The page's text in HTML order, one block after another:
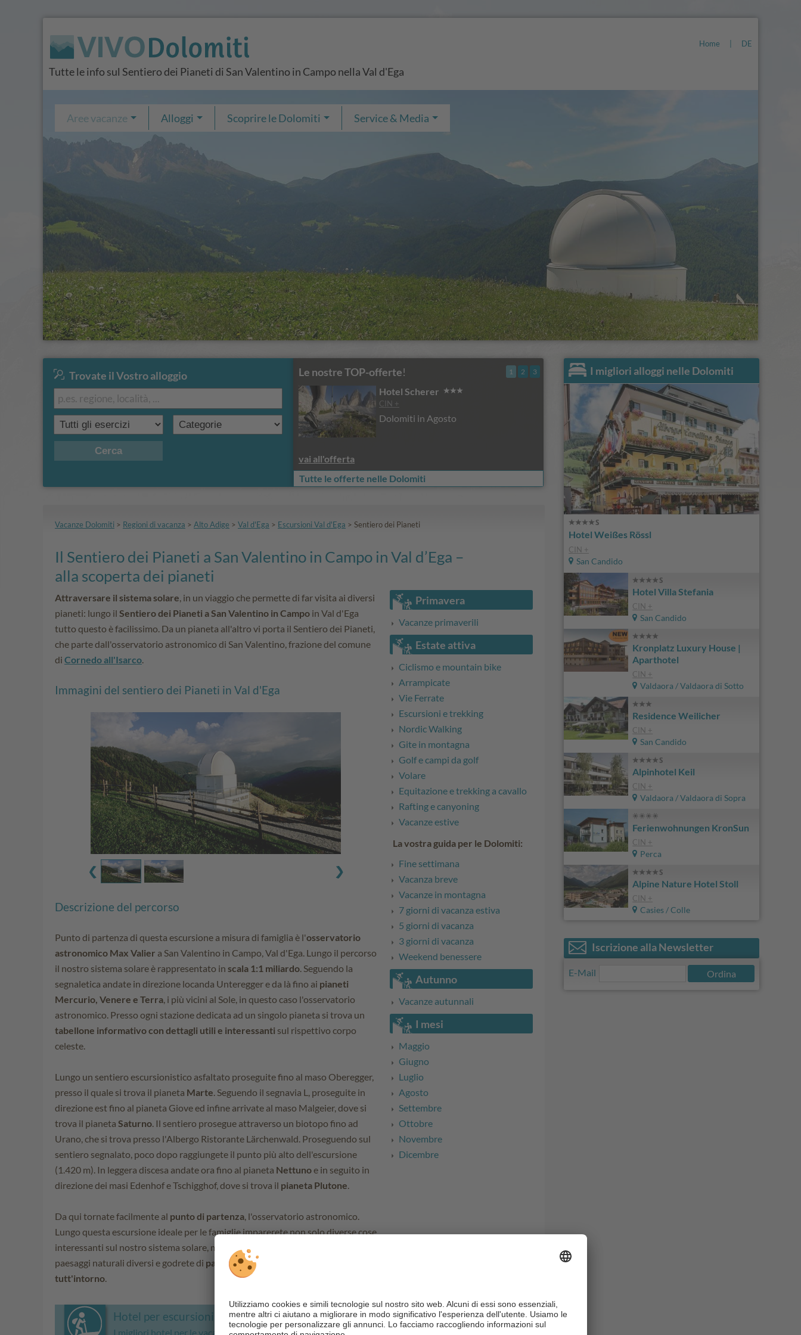
Home DE
Tutte le info sul Sentiero dei Pianeti di San Valentino in Campo nella Val d'Ega
Trovate il Vostro alloggio
Cerca
Le nostre TOP-offerte!
Hotel Scherer
CIN +
Dolomiti in Agosto
vai all'offerta
1 2 3
Tutte le offerte nelle Dolomiti
Aree vacanze Alloggi Scoprire le Dolomiti Service & Media
Vacanze Dolomiti > Regioni di vacanza > Alto Adige > Val d'Ega > Escursioni Val d'Ega > Sentiero dei Pianeti
Il Sentiero dei Pianeti a San Valentino in Campo in Val d’Ega –
alla scoperta dei pianeti
Attraversare il sistema solare, in un viaggio che permette di far visita ai diversi
pianeti: lungo il Sentiero dei Pianeti a San Valentino in Campo in Val d'Ega
tutto questo è facilissimo. Da un pianeta all'altro vi porta il Sentiero dei Pianeti,
che parte dall'osservatorio astronomico di San Valentino, frazione del comune
di Cornedo all'Isarco.
Immagini del sentiero dei Pianeti in Val d'Ega
Descrizione del percorso
Punto di partenza di questa escursione a misura di famiglia è l'osservatorio
astronomico Max Valier a San Valentino in Campo, Val d'Ega. Lungo il percorso
il nostro sistema solare è rappresentato in scala 1:1 miliardo. Seguendo la
segnaletica andate in direzione locanda Unteregger e da là fino ai pianeti
Mercurio, Venere e Terra, i più vicini al Sole, in questo caso l'osservatorio
astronomico. Presso ogni stazione dedicata ad un singolo pianeta si trova un
tabellone informativo con dettagli utili e interessanti sul rispettivo corpo
celeste.
Lungo un sentiero escursionistico asfaltato proseguite fino al maso Oberegger,
presso il quale si trova il pianeta Marte. Seguendo il segnavia L, proseguite in
direzione est fino al pianeta Giove ed infine arrivate al maso Malgeier, dove si
trova il pianeta Saturno. Il sentiero prosegue attraverso un biotopo fino ad
Urano, che si trova presso l'Albergo Ristorante Lärchenwald. Proseguendo sul
sentiero segnalato, poco dopo raggiungete il punto più alto dell'escursione
(1.420 m). In leggera discesa andate ora fino al pianeta Nettunoe in seguito in
direzione dei masi Edenhof e Tschigghof, dove si trova il pianeta Plutone.
Da qui tornate facilmente al punto di partenza, l'osservatorio astronomico.
Lungo questa escursione ideale per le famiglie imparerete non solo diverse cose
interessanti sul nostro sistema solare, ma camminerete anche attraverso
paesaggi naturali diversi e godrete di panorami affascinanti sulle Dolomiti
tutt'intorno.
Hotel per escursionisti in Val d'Ega e nei dintorni
I migliori hotel per le vacanze escursionistiche
Primavera
Vacanze primaverili
Estate attiva
Ciclismo e mountain bike
Arrampicate
Vie Ferrate
Escursioni e trekking
Nordic Walking
Gite in montagna
Golf e campi da golf
Volare
Equitazione e trekking a cavallo
Rafting e canyoning
Vacanze estive
La vostra guida per le Dolomiti:
Fine settimana
Vacanza breve
Vacanze in montagna
7 giorni di vacanza estiva
5 giorni di vacanza
3 giorni di vacanza
Weekend benessere
Autunno
Vacanze autunnali
I mesi
Maggio
Giugno
Luglio
Agosto
Settembre
Ottobre
Novembre
Dicembre
I migliori alloggi nelle Dolomiti
Hotel Weißes Rössl
CIN +
San Candido
Hotel Villa Stefania
CIN +
San Candido
Kronplatz Luxury House |
Aparthotel
CIN +
Valdaora / Valdaora di Sotto
Residence Weilicher
CIN +
San Candido
Alpinhotel Keil
CIN +
Valdaora / Valdaora di Sopra
Ferienwohnungen KronSun
CIN +
Perca
Alpine Nature Hotel Stoll
CIN +
Casies / Colle
Iscrizione alla Newsletter
E-Mail